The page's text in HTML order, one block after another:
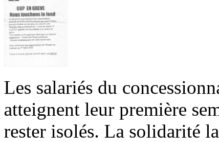
Les salariés du
atteignent leur première
rester isolés. La solidarité